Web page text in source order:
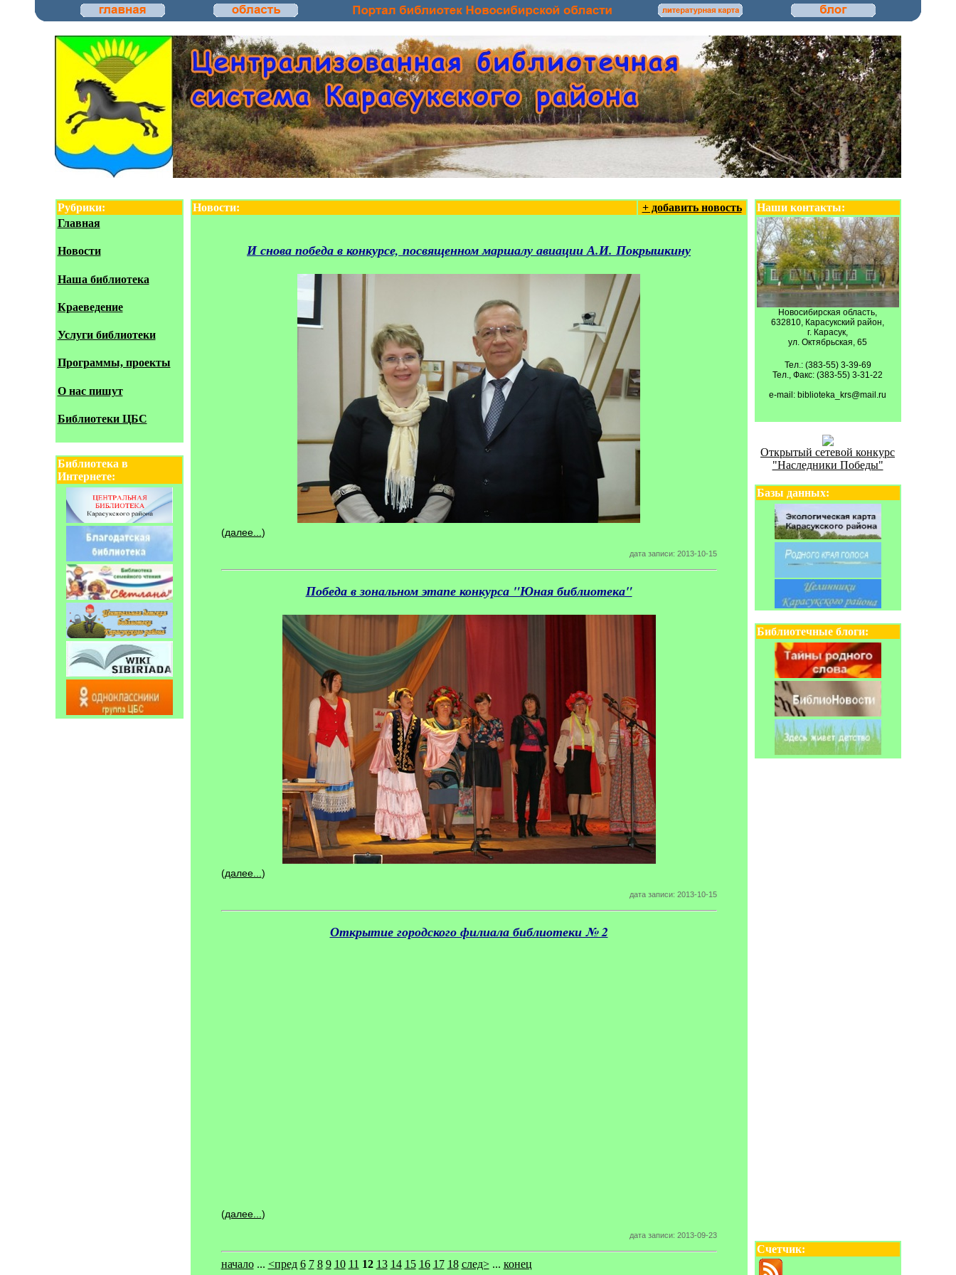
Рубрики:
Главная
Новости
Наша библиотека
Краеведение
Услуги библиотеки
Программы, проекты
О нас пишут
Библиотеки ЦБС
Библиотека в
Интернете:
Новости: + добавить новость
И снова победа в конкурсе, посвященном маршалу авиации А.И. Покрышкину
(далее... )
дата записи: 2013-10-15
Победа в зональном этапе конкурса "Юная библиотека"
(далее... )
дата записи: 2013-10-15
Открытие городского филиала библиотеки № 2
(далее... )
дата записи: 2013-09-23
начало... <пред 6 7 8 9 10 11 12 13 14 15 16 17 18 след>... конец
Наши контакты:
Новосибирская область,
632810, Карасукский район,
г. Карасук,
ул. Октябрьская, 65
Тел.: (383-55) 3-39-69
Тел., Факс: (383-55) 3-31-22
e-mail: biblioteka_krs@mail.ru
Открытый сетевой конкурс
"Наследники Победы"
Базы данных:
Библиотечные блоги:
Счетчик: